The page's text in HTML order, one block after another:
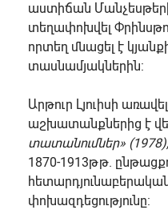
աստիճան
տեղափոխվել
որտեղ մնացել է
տասնամյակներին:
Արթուր Լյուիսի
աշխատանքներից է
տատանումներ» (1978),
1870-1913թթ.
փոխազդեցությունը: